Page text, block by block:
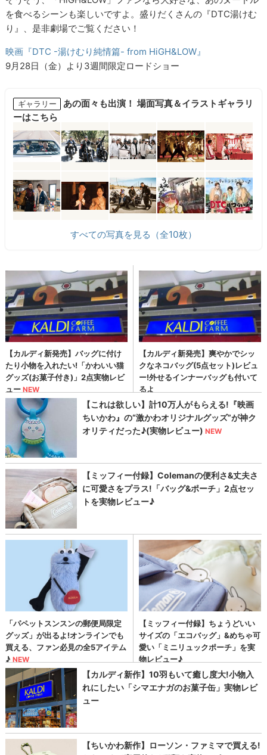
を食べるシーンも楽しいですよ。盛りだくさんの『DTC湯けむ
り』、是非劇場でご覧ください！
映画『DTC -湯けむり純情篇- from HiGH&LOW』
9月28日（金）より3週間限定ロードショー
ギャラリー
あの面々も出演！ 場面写真＆イラストギャラリ
ーはこちら
すべての写真を見る（全10枚）